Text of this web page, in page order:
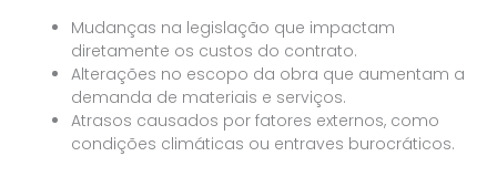
Mudanças na legislação que impactam
diretamente os custos do contrato.
Alterações no escopo da obra que aumentam a
demanda de materiais e serviços.
Atrasos causados por fatores externos, como
condições climáticas ou entraves burocráticos.